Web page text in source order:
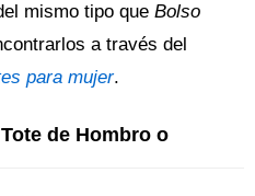
mismo tipo que Bolso
a través del
para mujer.
de Hombro o